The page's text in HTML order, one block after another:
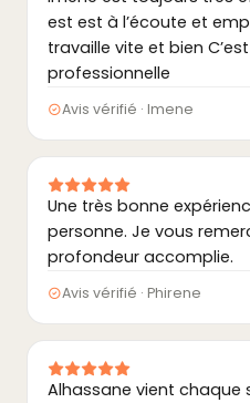
est est à l’écoute et
travaille vite et bien
professionnelle
Avis vérifié · Imene
Une très bonne
personne. Je vous
profondeur accomplie.
Avis vérifié · Phirene
Alhassane vient chaque